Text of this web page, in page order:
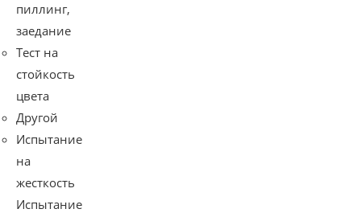
пиллинг,
заедание
Тест на
стойкость
цвета
Другой
Испытание
на
жесткость
Испытание